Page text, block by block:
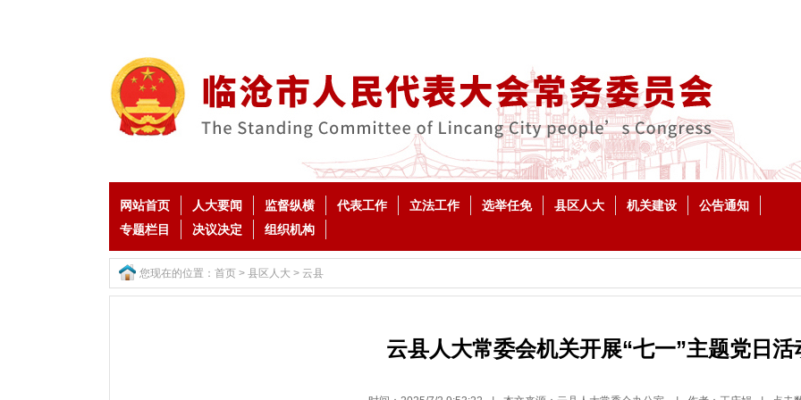
网站首页 人大要闻 监督纵横 代表工作 立法工作 选举任免 县区人大 机关建设
公告通知
专题栏目
决议决定 组织机构
您现在的位置： 首页 > 县区人大 > 云县
云县人大常委会机关开展“七一”主题党日活